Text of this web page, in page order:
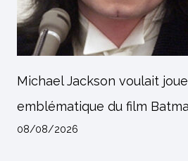
Michael Jackson voulait
emblématique du film
08/08/2026